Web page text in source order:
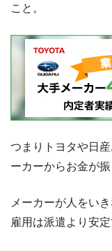
こと。
つまりトヨタや日
ーカーからお金が振
メーカーが人をい
雇用は派遣より安定